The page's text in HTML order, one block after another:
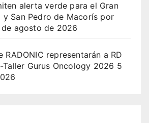
alerta verde para el Gran
y San Pedro de Macorís por
de agosto de 2026
RADONIC representarán a RD
Taller Gurus Oncology 2026 5